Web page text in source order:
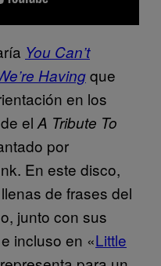
You Can’t
Havingque
en los
el A Tribute To
por
En este disco,
de frases del
junto con sus
incluso en «Little